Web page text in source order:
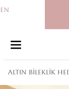
Altın Bileklik